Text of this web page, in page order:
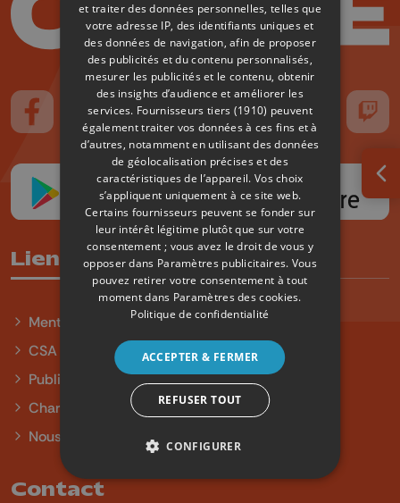
Suivez-nous sur FaceBook
Suivez-nous sur Instagram
Suivez-nous sur TikTok
Suivez-nous sur YouTube
Suivez-nous
Liens utiles
Mentions légales
CSA
Publicité
Charte sur l'égalité et la diversité
Nous contacter
Contact
et traiter des données personnelles, telles que
votre adresse IP, des identifiants uniques et
des données de navigation, afin de proposer
des publicités et du contenu personnalisés,
mesurer les publicités et le contenu, obtenir
des insights d’audience et améliorer les
services. Fournisseurs tiers (1910) peuvent
également traiter vos données à ces fins et à
d’autres, notamment en utilisant des données
de géolocalisation précises et des
caractéristiques de l’appareil. Vos choix
s’appliquent uniquement à ce site web.
Certains fournisseurs peuvent se fonder sur
leur intérêt légitime plutôt que sur votre
consentement ; vous avez le droit de vous y
opposer dans Paramètres publicitaires. Vous
pouvez retirer votre consentement à tout
moment dans Paramètres des cookies.
Politique de confidentialité
ACCEPTER & FERMER
REFUSER TOUT
CONFIGURER